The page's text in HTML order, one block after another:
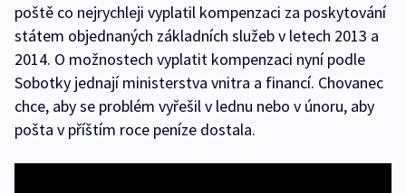
poště co nejrychleji vyplatil kompenzaci za poskytování
státem objednaných základních služeb v letech 2013 a
2014. O možnostech vyplatit kompenzaci nyní podle
Sobotky jednají ministerstva vnitra a financí. Chovanec
chce, aby se problém vyřešil v lednu nebo v únoru, aby
pošta v příštím roce peníze dostala.